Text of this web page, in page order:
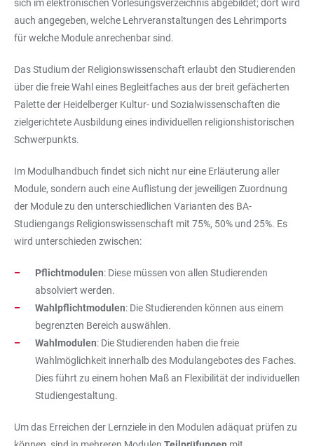
sich imelektronischen Vorlesungsverzeichnisabgebildet; dort wird
auch angegeben, welche Lehrveranstaltungen des Lehrimports
für welche Module anrechenbar sind.
Das Studium der Religionswissenschaft erlaubt den Studierenden
über die freie Wahl eines Begleitfaches aus der breit gefächerten
Palette der Heidelberger Kultur- und Sozialwissenschaften die
zielgerichtete Ausbildung eines individuellen religionshistorischen
Schwerpunkts.
Im Modulhandbuch findet sich nicht nur eine Erläuterung aller
Module, sondern auch eine Auflistung der jeweiligen Zuordnung
der Module zu den unterschiedlichen Varianten des BA-
Studiengangs Religionswissenschaft mit 75%, 50% und 25%. Es
wird unterschieden zwischen:
Pflichtmodulen: Diese müssen von allen Studierenden
absolviert werden.
Wahlpflichtmodulen: Die Studierenden können aus einem
begrenzten Bereich auswählen.
Wahlmodulen: Die Studierenden haben die freie
Wahlmöglichkeit innerhalb des Modulangebotes des Faches.
Dies führt zu einem hohen Maß an Flexibilität der individuellen
Studiengestaltung.
Um das Erreichen der Lernziele in den Modulen adäquat prüfen zu